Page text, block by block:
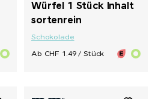
Würfel 1 Stück Inhalt
sortenrein
Schokolade
Ab CHF 1.49 / Stück